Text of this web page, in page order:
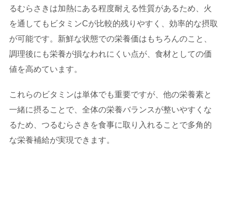
るむらさきは加熱にある程度耐える性質があるため、火
を通してもビタミンCが比較的残りやすく、効率的な摂取
が可能です。新鮮な状態での栄養価はもちろんのこと、
調理後にも栄養が損なわれにくい点が、食材としての価
値を高めています。
これらのビタミンは単体でも重要ですが、他の栄養素と
一緒に摂ることで、全体の栄養バランスが整いやすくな
るため、つるむらさきを食事に取り入れることで多角的
な栄養補給が実現できます。